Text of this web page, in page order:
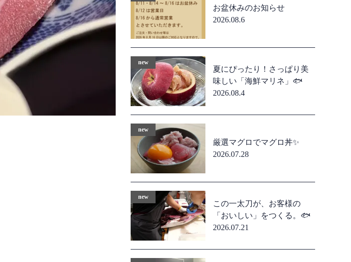
お盆休みのお知らせ
2026.08.6
夏にぴったり！さっぱり美
味しい「海鮮マリネ」🐟
2026.08.4
厳選マグロでマグロ丼✨
2026.07.28
この一太刀が、お客様の
「おいしい」をつくる。🐟
2026.07.21